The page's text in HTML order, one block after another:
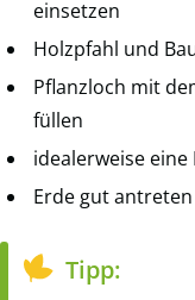
einsetzen
Holzpfahl und
Pflanzloch mit
füllen
idealerweise
Erde gut
Tipp: